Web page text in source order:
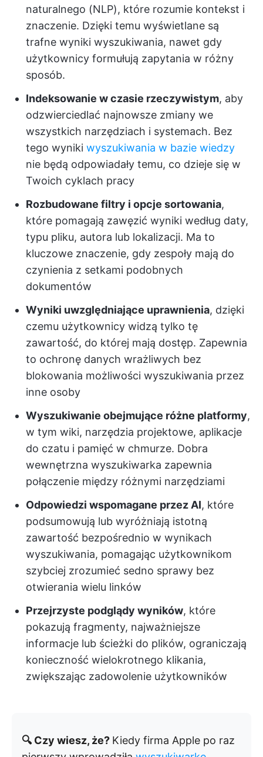
naturalnego (NLP), które rozumie kontekst i
znaczenie. Dzięki temu wyświetlane są
trafne wyniki wyszukiwania, nawet gdy
użytkownicy formułują zapytania w różny
sposób.
Indeksowanie w czasie rzeczywistym, aby
odzwierciedlać najnowsze zmiany we
wszystkich narzędziach i systemach. Bez
tego wyniki wyszukiwania w bazie wiedzy
nie będą odpowiadały temu, co dzieje się w
Twoich cyklach pracy
Rozbudowane filtry i opcje sortowania,
które pomagają zawęzić wyniki według daty,
typu pliku, autora lub lokalizacji. Ma to
kluczowe znaczenie, gdy zespoły mają do
czynienia z setkami podobnych
dokumentów
Wyniki uwzględniające uprawnienia, dzięki
czemu użytkownicy widzą tylko tę
zawartość, do której mają dostęp. Zapewnia
to ochronę danych wrażliwych bez
blokowania możliwości wyszukiwania przez
inne osoby
Wyszukiwanie obejmujące różne platformy,
w tym wiki, narzędzia projektowe, aplikacje
do czatu i pamięć w chmurze. Dobra
wewnętrzna wyszukiwarka zapewnia
połączenie między różnymi narzędziami
Odpowiedzi wspomagane przez AI, które
podsumowują lub wyróżniają istotną
zawartość bezpośrednio w wynikach
wyszukiwania, pomagając użytkownikom
szybciej zrozumieć sedno sprawy bez
otwierania wielu linków
Przejrzyste podglądy wyników, które
pokazują fragmenty, najważniejsze
informacje lub ścieżki do plików, ograniczają
konieczność wielokrotnego klikania,
zwiększając zadowolenie użytkowników
🔍 Czy wiesz, że? Kiedy firma Apple po raz